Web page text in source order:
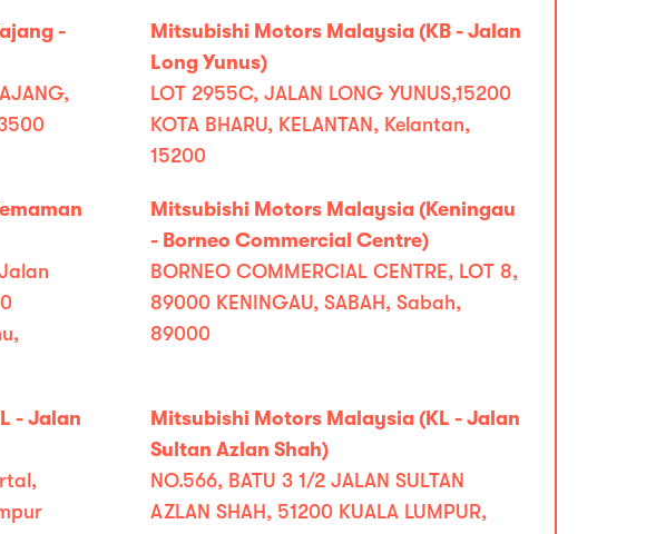
-
Mitsubishi Motors Malaysia (KB - Jalan
Long Yunus)
LOT 2955C, JALAN LONG YUNUS,15200
KOTA BHARU, KELANTAN, Kelantan,
15200
Mitsubishi Motors Malaysia (Keningau
- Borneo Commercial Centre)
BORNEO COMMERCIAL CENTRE, LOT 8,
89000 KENINGAU, SABAH, Sabah,
89000
- Jalan
Mitsubishi Motors Malaysia (KL - Jalan
Sultan Azlan Shah)
NO.566, BATU 3 1/2 JALAN SULTAN
AZLAN SHAH, 51200 KUALA LUMPUR,